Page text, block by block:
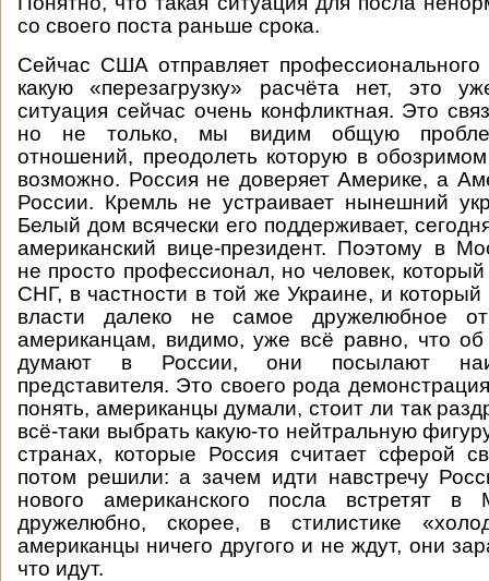
со своего поста раньше срока.
Сейчас США отправляет
какую «перезагрузку» расчёта нет, это
ситуация сейчас очень конфликтная. Это
но не только, мы видим общую
отношений, преодолеть которую в
возможно. Россия не доверяет Америке, а
России. Кремль не устраивает нынешний
Белый дом всячески его поддерживает,
американский вице-президент. Поэтому в
не просто профессионал, но человек,
СНГ, в частности в той же Украине, и
власти далеко не самое дружелюбное
американцам, видимо, уже всё равно, что об
думают в России, они посылают
представителя. Это своего рода
понять, американцы думали, стоит ли так
всё-таки выбрать какую-то нейтральную
странах, которые Россия считает сферой
потом решили: а зачем идти навстречу
нового американского посла встретят
дружелюбно, скорее, в стилистике
американцы ничего другого и не ждут, они
что идут.